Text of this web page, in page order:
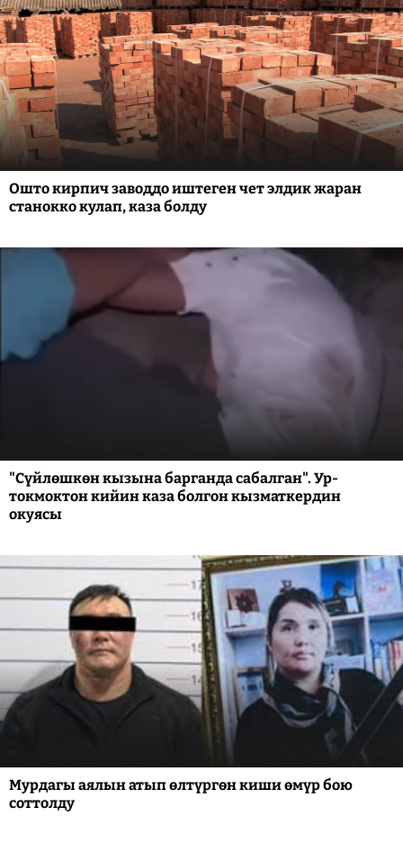
Ошто кирпич заводдо иштеген чет элдик жаран
станокко кулап, каза болду
"Сүйлөшкөн кызына барганда сабалган". Ур-
токмоктон кийин каза болгон кызматкердин
окуясы
Мурдагы аялын атып өлтүргөн киши өмүр бою
соттолду